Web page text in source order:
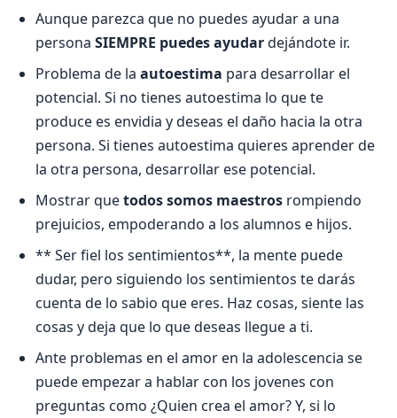
Aunque parezca que no puedes ayudar a una
persona SIEMPRE puedes ayudardejándote ir.
Problema de la autoestima para desarrollar el
potencial. Si no tienes autoestima lo que te
produce es envidia y deseas el daño hacia la otra
persona. Si tienes autoestima quieres aprender de
la otra persona, desarrollar ese potencial.
Mostrar quetodos somos maestros rompiendo
prejuicios, empoderando a los alumnos e hijos.
** Ser fiel los sentimientos**, la mente puede
dudar, pero siguiendo los sentimientos te darás
cuenta de lo sabio que eres. Haz cosas, siente las
cosas y deja que lo que deseas llegue a ti.
Ante problemas en el amor en la adolescencia se
puede empezar a hablar con los jovenes con
preguntas como ¿Quien crea el amor? Y, si lo